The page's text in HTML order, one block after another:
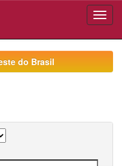
do Brasil